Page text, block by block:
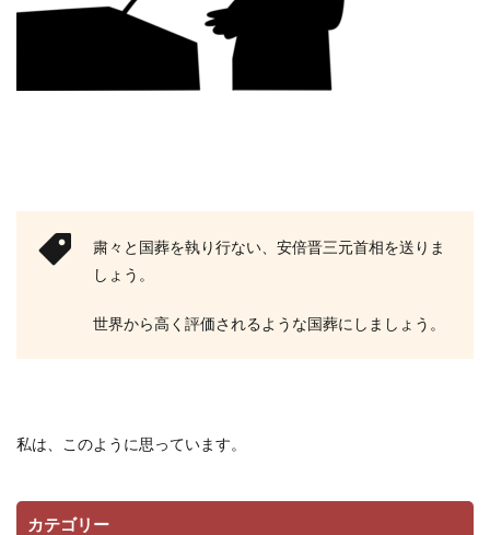
粛々と国葬を執り行ない、安倍晋三元首相を送りま
しょう。
世界から高く評価されるような国葬にしましょう。
私は、このように思っています。
カテゴリー